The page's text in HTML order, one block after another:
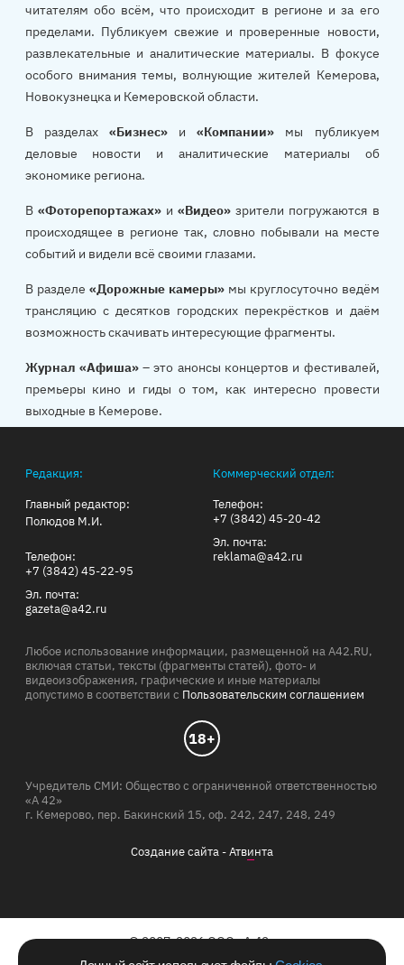
читателям обо всём, что происходит в регионе и за его
пределами. Публикуем свежие и проверенные новости,
развлекательные и аналитические материалы. В фокусе
особого внимания темы, волнующие жителей Кемерова,
Новокузнецка и Кемеровской области.
В разделах «Бизнес»и«Компании» мы публикуем
деловые новости и аналитические материалы об
экономике региона.
В «Фоторепортажах»и«Видео» зрители погружаются в
происходящее в регионе так, словно побывали на месте
событий и видели всё своими глазами.
В разделе «Дорожные камеры»мы круглосуточно ведём
трансляцию с десятков городских перекрёстков и даём
возможность скачивать интересующие фрагменты.
Журнал «Афиша»– это анонсы концертов и фестивалей,
премьеры кино и гиды о том, как интересно провести
выходные в Кемерове.
Редакция:
Главный редактор:
Полюдов М.И.
Телефон:
+7 (3842) 45-22-95
Эл. почта:
gazeta@a42.ru
Коммерческий отдел:
Телефон:
+7 (3842) 45-20-42
Эл. почта:
reklama@a42.ru
Любое использование информации, размещенной на A42.RU,
включая статьи, тексты (фрагменты статей), фото- и
видеоизображения, графические и иные материалы
допустимо в соответствии с Пользовательским соглашением
18+
Учредитель СМИ: Общество с ограниченной ответственностью
«А 42»
г. Кемерово, пер. Бакинский 15, оф. 242, 247, 248, 249
Создание сайта -Атвинта
© 2007-2026 ООО «А 42»